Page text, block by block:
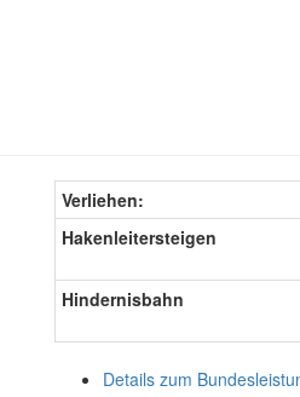
Verliehen:
Hakenleitersteigen
Hindernisbahn
Details zum